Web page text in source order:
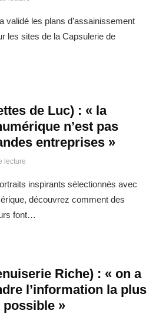
validé les plans d’assainissement
les sites de la Capsulerie de
de Luc) : « la
n’est pas
entreprises »
lecture
inspirants sélectionnés avec
découvrez comment des
font…
Riche) : « on a
l’information la plus
»